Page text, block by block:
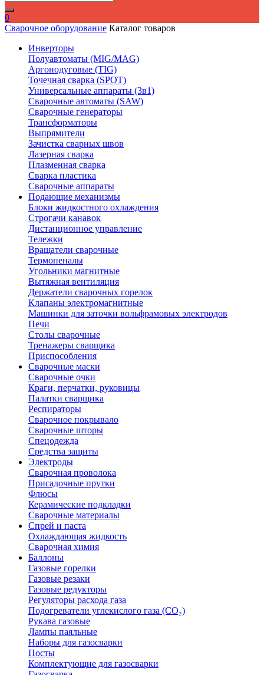
0
Сварочное оборудование Каталог товаров
Инверторы
Полуавтоматы (MIG/MAG)
Аргонодуговые (TIG)
Точечная сварка (SPOT)
Универсальные аппараты (3в1)
Сварочные автоматы (SAW)
Сварочные генераторы
Трансформаторы
Выпрямители
Зачистка сварных швов
Лазерная сварка
Плазменная сварка
Сварка пластика
Сварочные аппараты
Подающие механизмы
Блоки жидкостного охлаждения
Строгачи канавок
Дистанционное управление
Тележки
Вращатели сварочные
Термопеналы
Угольники магнитные
Вытяжная вентиляция
Держатели сварочных горелок
Клапаны электромагнитные
Машинки для заточки вольфрамовых электродов
Печи
Столы сварочные
Тренажеры сварщика
Приспособления
Сварочные маски
Сварочные очки
Краги, перчатки, руковицы
Палатки сварщика
Респираторы
Сварочное покрывало
Сварочные шторы
Спецодежда
Средства защиты
Электроды
Сварочная проволока
Присадочные прутки
Флюсы
Керамические подкладки
Сварочные материалы
Спрей и паста
Охлаждающая жидкость
Сварочная химия
Баллоны
Газовые горелки
Газовые резаки
Газовые редукторы
Регуляторы расхода газа
Подогреватели углекислого газа (CO₂)
Рукава газовые
Лампы паяльные
Наборы для газосварки
Посты
Комплектующие для газосварки